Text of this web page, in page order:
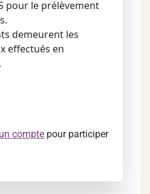
pour le prélèvement
demeurent les
effectués en
compte pour participer